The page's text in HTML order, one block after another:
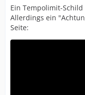
Ein Tempolimit-
Allerdings ein
Seite: